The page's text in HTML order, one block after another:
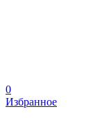
0
Избранное